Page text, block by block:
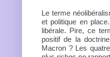
Le terme
et politique en
libérale. Pire, ce
positif de la
Macron ? Les